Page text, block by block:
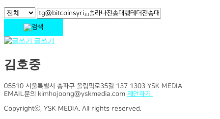
글쓰기
김호중
05510 서울특별시 송파구 올림픽로35길 137 1303 YSK MEDIA
EMAIL문의 kimhojoong@yskmedia.com 제안하기
Copyrightⓒ, YSK MEDIA. All rights reserved.